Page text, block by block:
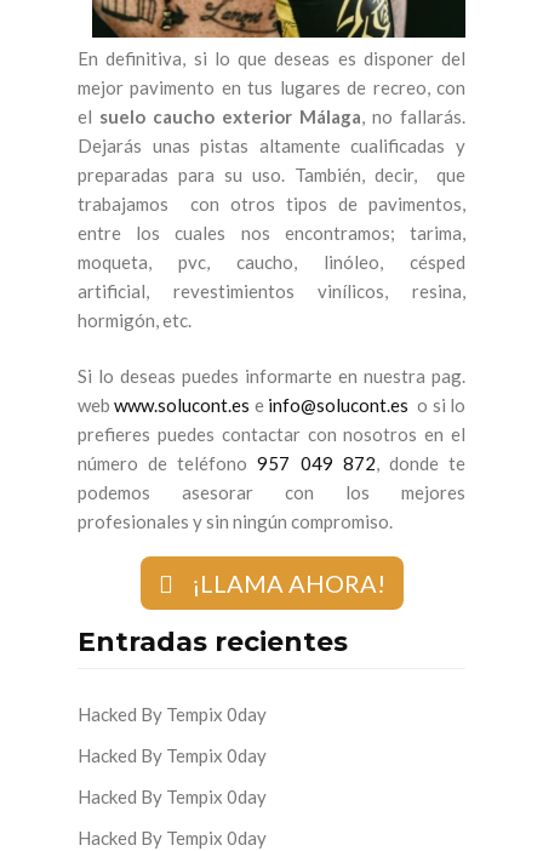
En definitiva, si lo que deseas es disponer del
mejor pavimento en tus lugares de recreo, con
el suelo caucho exterior Málaga, no fallarás.
Dejarás unas pistas altamente cualificadas y
preparadas para su uso. También, decir, que
trabajamos con otros tipos de pavimentos,
entre los cuales nos encontramos; tarima,
moqueta, pvc, caucho, linóleo, césped
artificial, revestimientos vinílicos, resina,
hormigón, etc.
Si lo deseas puedes informarte en nuestra pag.
webwww.solucont.es e info@solucont.es o si lo
prefieres puedes contactar con nosotros en el
número de teléfono957 049 872, donde te
podemos asesorar con los mejores
profesionales y sin ningún compromiso.
¡LLAMA AHORA!
Entradas recientes
Hacked By Tempix 0day
Hacked By Tempix 0day
Hacked By Tempix 0day
Hacked By Tempix 0day